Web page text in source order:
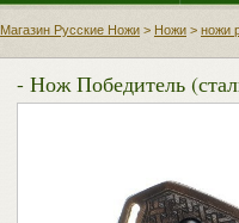
Магазин Русские Ножи > Ножи > ножи
- Нож Победитель